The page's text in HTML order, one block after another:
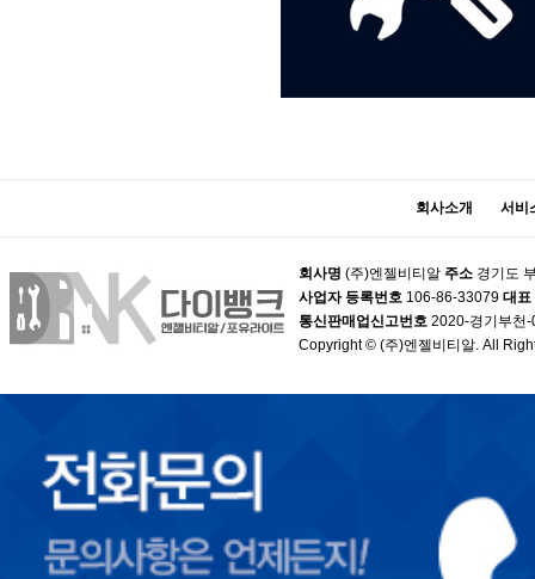
회사소개 서비
회사명 (주)엔젤비티알 주소 경기도
사업자 등록번호 106-86-33079 대표
통신판매업신고번호 2020-경기부천
Copyright © (주)엔젤비티알. All